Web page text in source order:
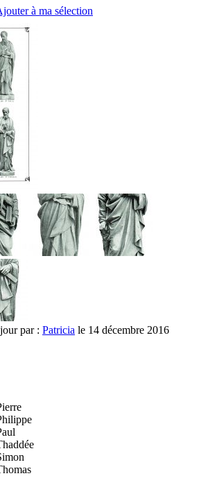
à ma sélection
par : Patricia le 14 décembre 2016